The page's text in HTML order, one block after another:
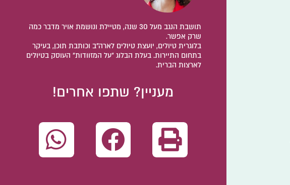
תושבת הנגב מעל 30 שנה, מטיילת ונושמת אויר מדבר כמה
שרק אפשר.
בלוגרית טיולים, יועצת טיולים לארה"ב וכותבת תוכן, בעיקר
בתחום התיירות. בעלת הבלוג "על המזוודות" העוסק בטיולים
לארצות הברית.
מעניין? שתפו אחרים!